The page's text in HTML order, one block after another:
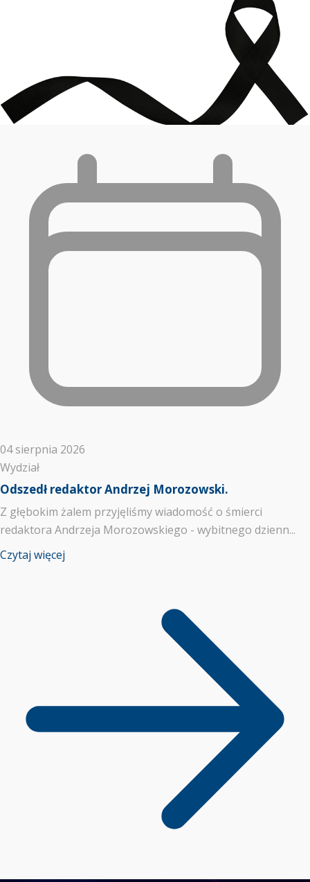
04 sierpnia 2026
Wydział
Odszedł redaktor Andrzej Morozowski.
Z głębokim żalem przyjęliśmy wiadomość o śmierci
redaktora Andrzeja Morozowskiego - wybitnego dzienn...
Czytaj więcej